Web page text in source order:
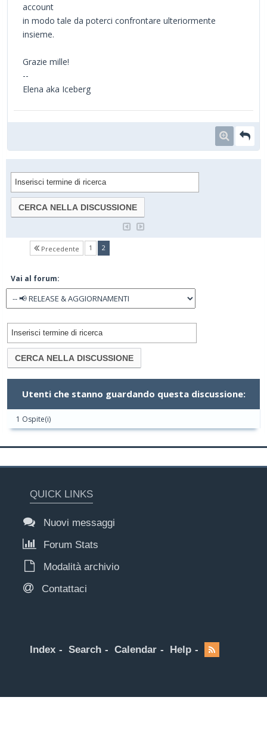
account
in modo tale da poterci confrontare ulteriormente
insieme.
Grazie mille!
--
Elena aka Iceberg
Precedente 1 2(current)
Vai al forum:
Utenti che stanno guardando questa discussione:
1 Ospite(i)
QUICK LINKS
Nuovi messaggi
Forum Stats
Modalità archivio
Contattaci
Index Search Calendar Help